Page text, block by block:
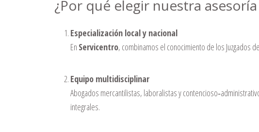
¿Por qué elegir nuestra
Especialización local y nacional
En Servicentro, combinamos el conocimiento de los Juzgados
Equipo multidisciplinar
Abogados mercantilistas, laboralistas y
integrales.